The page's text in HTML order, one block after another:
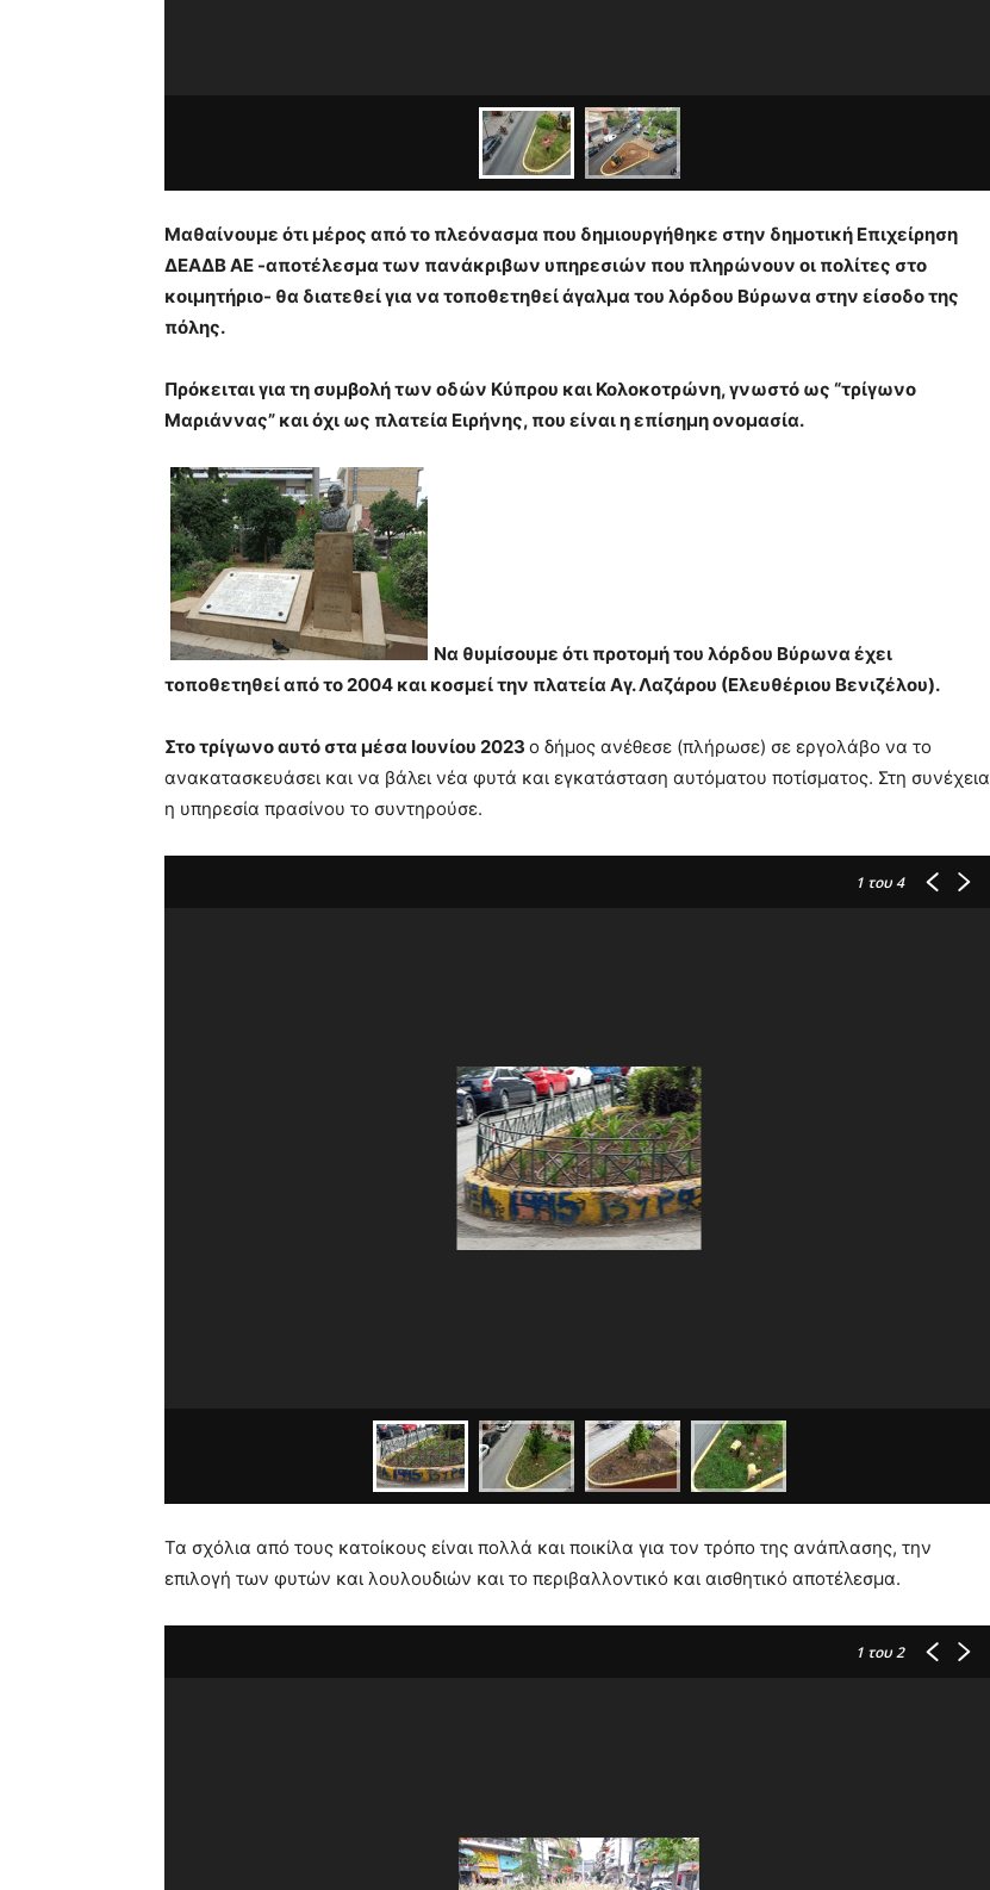
Μαθαίνουμε ότι μέρος από το πλεόνασμα που δημιουργήθηκε στην δημοτική Επιχείρηση
ΔΕΑΔΒ ΑΕ -αποτέλεσμα των πανάκριβων υπηρεσιών που πληρώνουν οι πολίτες στο
κοιμητήριο- θα διατεθεί για να τοποθετηθεί άγαλμα του λόρδου Βύρωνα στην είσοδο της
πόλης.
Πρόκειται για τη συμβολή των οδών Κύπρου και Κολοκοτρώνη, γνωστό ως “τρίγωνο
Μαριάννας” και όχι ως πλατεία Ειρήνης, που είναι η επίσημη ονομασία.
Να θυμίσουμε ότι προτομή του λόρδου Βύρωνα έχει
τοποθετηθεί από το 2004 και κοσμεί την πλατεία Αγ. Λαζάρου (Ελευθέριου Βενιζέλου).
Στο τρίγωνο αυτό στα μέσα Ιουνίου 2023 ο δήμος ανέθεσε (πλήρωσε) σε εργολάβο να το
ανακατασκευάσει και να βάλει νέα φυτά και εγκατάσταση αυτόματου ποτίσματος. Στη συνέχεια
η υπηρεσία πρασίνου το συντηρούσε.
1 του 4
Τα σχόλια από τους κατοίκους είναι πολλά και ποικίλα για τον τρόπο της ανάπλασης, την
επιλογή των φυτών και λουλουδιών και το περιβαλλοντικό και αισθητικό αποτέλεσμα.
1 του 2